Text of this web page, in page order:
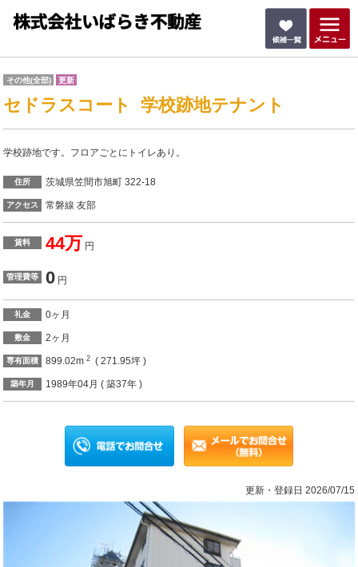
その他(全部) 更新
セドラスコート 学校跡地テナント
学校跡地です。フロアごとにトイレあり。
住所 茨城県笠間市旭町 322-18
アクセス 常磐線 友部
賃料 44万 円
管理費等 0 円
礼金 0ヶ月
敷金 2ヶ月
専有面積 899.02m2 ( 271.95坪 )
築年月 1989年04月 ( 築37年 )
更新・登録日 2026/07/15